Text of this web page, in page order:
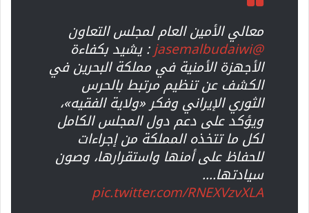
معالي الأمين العام لمجلس التعاون
@jasemalbudaiwi : يشيد بكفاءة
الأجهزة الأمنية في مملكة البحرين في
الكشف عن تنظيم مرتبط بالحرس
الثوري الإيراني وفكر «ولاية الفقيه»،
ويؤكد على دعم دول المجلس الكامل
لكل ما تتخذه المملكة من إجراءات
للحفاظ على أمنها واستقرارها، وصون
سيادتها.…
pic.twitter.com/RNEXVzvXLA